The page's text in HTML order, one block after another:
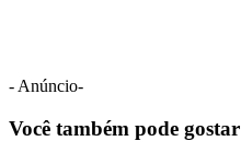
- Anúncio-
Você também pode gostar